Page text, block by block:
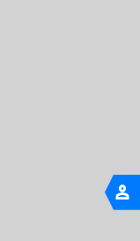
person